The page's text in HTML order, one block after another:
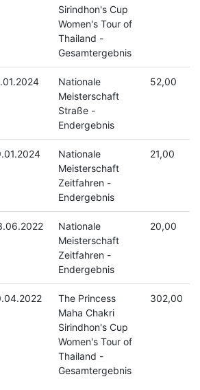
Sirindhon's Cup
Women's Tour of
Thailand -
Gesamtergebnis
Nationale
Meisterschaft
Straße -
Endergebnis
52,00
Nationale
Meisterschaft
Zeitfahren -
Endergebnis
21,00
Nationale
Meisterschaft
Zeitfahren -
Endergebnis
20,00
The Princess
Maha Chakri
Sirindhon's Cup
Women's Tour of
Thailand -
Gesamtergebnis
302,00